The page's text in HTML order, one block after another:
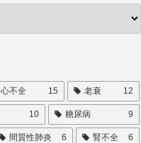
心不全 15 老衰 12
10 糖尿病 9
間質性肺炎 6 腎不全 6